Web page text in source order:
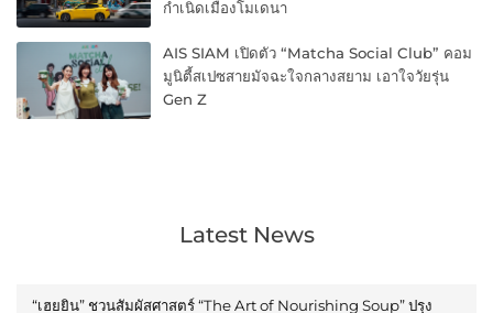
กำเนิดเมืองโมเดนา
AIS SIAM เปิดตัว “Matcha Social Club” คอม
มูนิตี้สเปซสายมัจฉะใจกลางสยาม เอาใจวัยรุ่น
Gen Z
Latest News
“เฮยยิน” ชวนสัมผัสศาสตร์ “The Art of Nourishing Soup” ปรุง